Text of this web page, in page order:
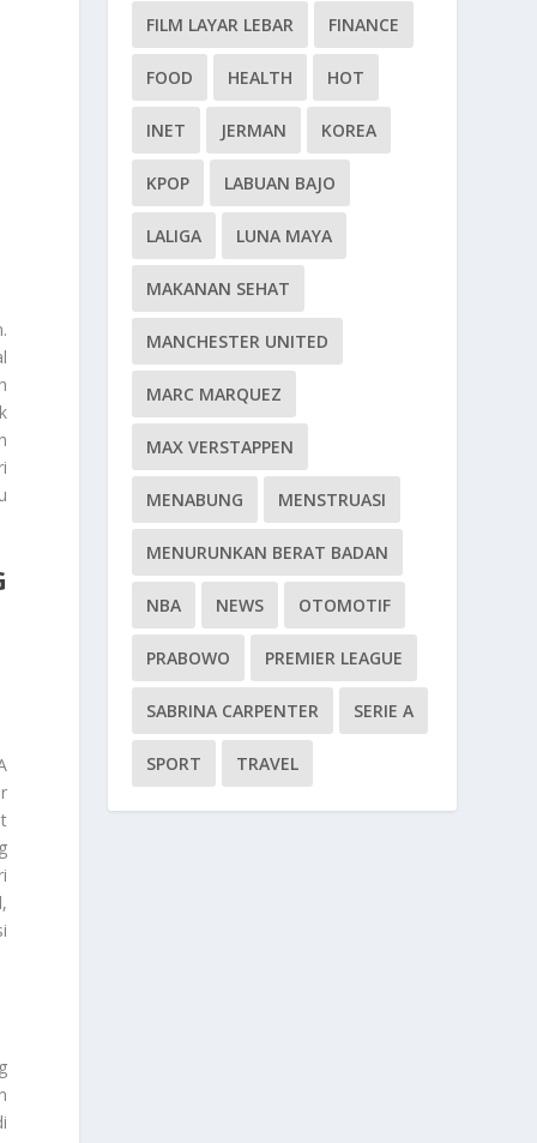
FILM LAYAR LEBAR FINANCE
FOOD HEALTH HOT
INET JERMAN KOREA
KPOP LABUAN BAJO
LALIGA LUNA MAYA
MAKANAN SEHAT
MANCHESTER UNITED
MARC MARQUEZ
MAX VERSTAPPEN
MENABUNG MENSTRUASI
MENURUNKAN BERAT BADAN
NBA NEWS OTOMOTIF
PRABOWO PREMIER LEAGUE
SABRINA CARPENTER SERIE A
SPORT TRAVEL